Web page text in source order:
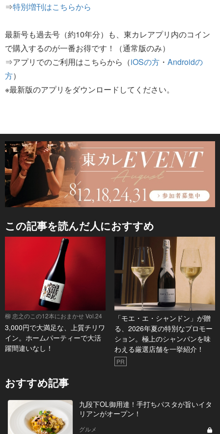
⇒特別増刊はこちらから
最新号も過去号（約10年分）も、東カレアプリ内のコイン
で購入するのが一番お得です！（通常版のみ）
⇒アプリでのご利用はこちらから（iOSの方 ・ Androidの
方）
※最新版のアプリをダウンロードしてください。
この記事を読んだ人におすすめ
柳 忠之のこの12本におまかせ Vol.24
3,000円で大満足な、上質チリワ
イン。ホームパーティーで大活
躍間違いなし！
「モエ・エ・シャンドン」が贈
る、2026年夏の特別なプロモー
ション。極上のシャンパンを味
わえる厳選店舗を一挙紹介！
PR
おすすめ記事
九段下OL御用達！手打ちパスタが旨いイタ
リアンがオープン！
グルメ